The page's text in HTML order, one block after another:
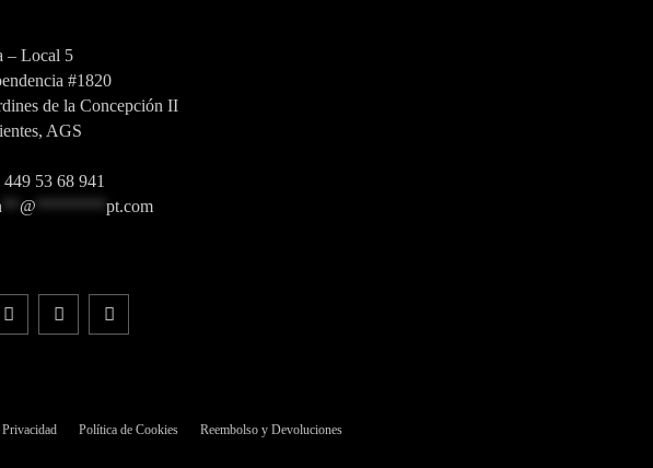
– Local 5
#1820
de la Concepción II
AGS
53 68 941
@ pt.com
Política de Cookies Reembolso y Devoluciones